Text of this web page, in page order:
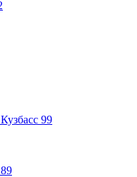
99
89